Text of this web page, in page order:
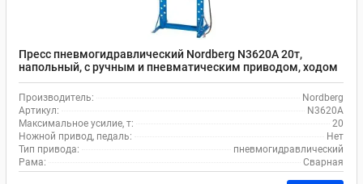
Пресс пневмогидравлический Nordberg N3620A 20т,
напольный, с ручным и пневматическим приводом, ходом
штока 190 мм, подвижным цилиндром
Производитель:
Nordberg
Артикул:
N3620A
Максимальное усилие, т:
20
Ножной привод, педаль:
Нет
Тип привода:
пневмогидравлический
Рама:
Сварная